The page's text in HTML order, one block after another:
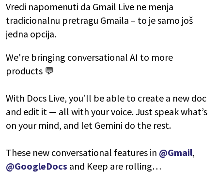
Vredi napomenuti da Gmail Live ne menja
tradicionalnu pretragu Gmaila – to je samo još
jedna opcija.
We're bringing conversational AI to more
products 💬
With Docs Live, you’ll be able to create a new doc
and edit it — all with your voice. Just speak what’s
on your mind, and let Gemini do the rest.
These new conversational features in @Gmail,
@GoogleDocs and Keep are rolling…